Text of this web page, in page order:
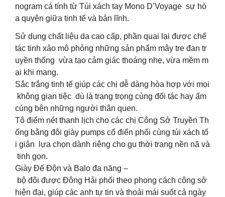
nogram cá tính từ Túi xách tay Mono D’Voyage sự hò
a quyện giữa tinh tế và bản lĩnh.
Sử dụng chất liệu da cao cấp, phần quai lại được chế
tác tinh xảo mô phỏng những sản phẩm mây tre đan tr
uyền thống vừa tạo cảm giác thoáng nhẹ, vừa mềm m
ại khi mang.
Sắc trắng tinh tế giúp các chị dễ dàng hòa hợp với mọi
không gian tiệc dù là trang trọng cùng đối tác hay ấm
cúng bên những người thân quen.
Tô điểm nét thanh lịch cho các chị Công Sở Truyền Th
ống bằng đôi giày pumps cổ điển phối cùng túi xách tố
i giản lựa chọn dành riêng cho gu thời trang nền nã và
tinh gọn.
Giày Đế Độn và Balo đa năng –
bộ đôi được Đông Hải phối theo phong cách công sở
hiện đại, giúp các anh tự tin và thoải mái suốt cả ngày